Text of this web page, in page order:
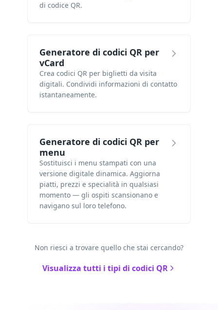
di codice QR.
Generatore di codici QR per
vCard
Crea codici QR per biglietti da visita
digitali. Condividi informazioni di contatto
istantaneamente.
Generatore di codici QR per
menu
Sostituisci i menu stampati con una
versione digitale dinamica. Aggiorna
piatti, prezzi e specialità in qualsiasi
momento — gli ospiti scansionano e
navigano sul loro telefono.
Non riesci a trovare quello che stai cercando?
Visualizza tutti i tipi di codici QR